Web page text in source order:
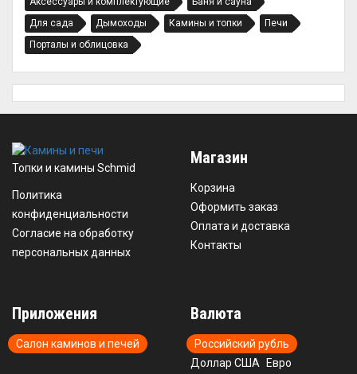
Для сада
Дымоходы Камины и топки
Печи
Порталы и облицовка
Топки и камины Schmid
Политика
конфиденциальности
Согласие на обработку
персональных данных
Магазин
Корзина
Оформить заказ
Оплата и доставка
Контакты
Приложения
Салон каминов и печей
Валюта
Российский рубль
Доллар США
Евро